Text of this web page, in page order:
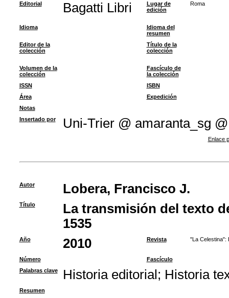
Editorial
Bagatti Libri
Lugar de
edición
Roma
Idioma
Idioma del
resumen
Editor de la
colección
Título de la
colección
Volumen de la
colección
Fascículo de
la colección
ISSN
ISBN
Área
Expedición
Notas
Insertado por
Uni-Trier @ amaranta_sg @
Enlace
Autor Lobera, Francisco J.
Título
La transmisión del texto
1535
Año 2010 Revista "La Celestina":
Número
Fascículo
Palabras clave
Historia editorial ; Historia
Resumen